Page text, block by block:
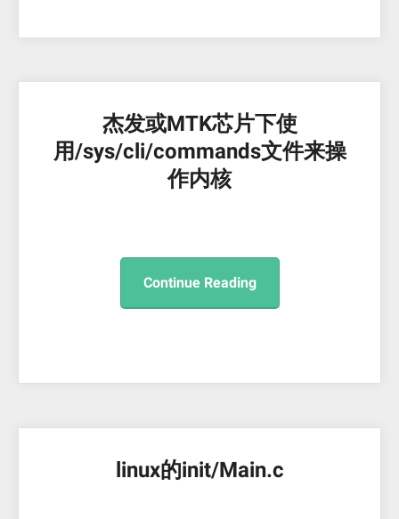
杰发或MTK芯片下使
用/sys/cli/commands文件来操
作内核
Continue Reading
linux的init/Main.c